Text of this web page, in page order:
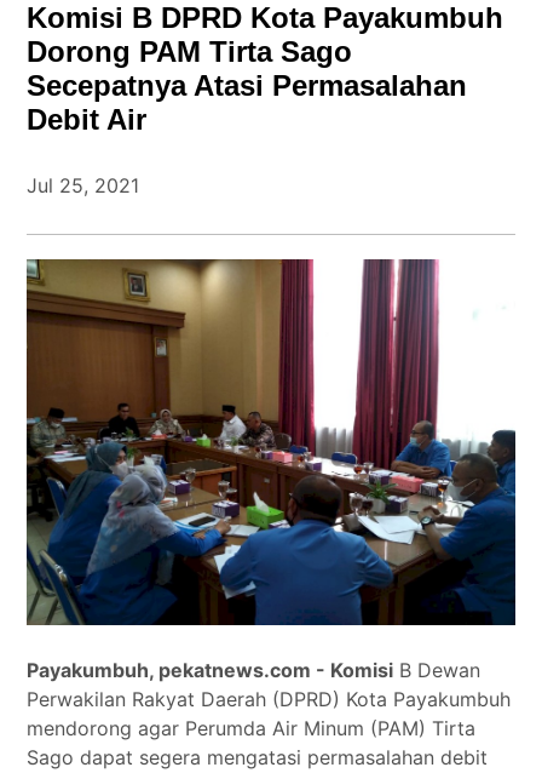
Peristiwa
Nasional
Daerah
Lifestyle
Olahraga
Internasional
Komisi B DPRD Kota Payakumbuh
Dorong PAM Tirta Sago
Secepatnya Atasi Permasalahan
Debit Air
Jul 25, 2021
Payakumbuh, pekatnews.com - Komisi B Dewan
Perwakilan Rakyat Daerah (DPRD) Kota Payakumbuh
mendorong agar Perumda Air Minum (PAM) Tirta
Sago dapat segera mengatasi permasalahan debit